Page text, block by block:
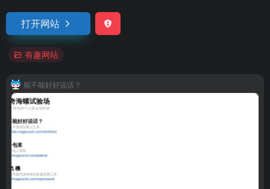
打开网站
有趣网站
能不能好好说话？